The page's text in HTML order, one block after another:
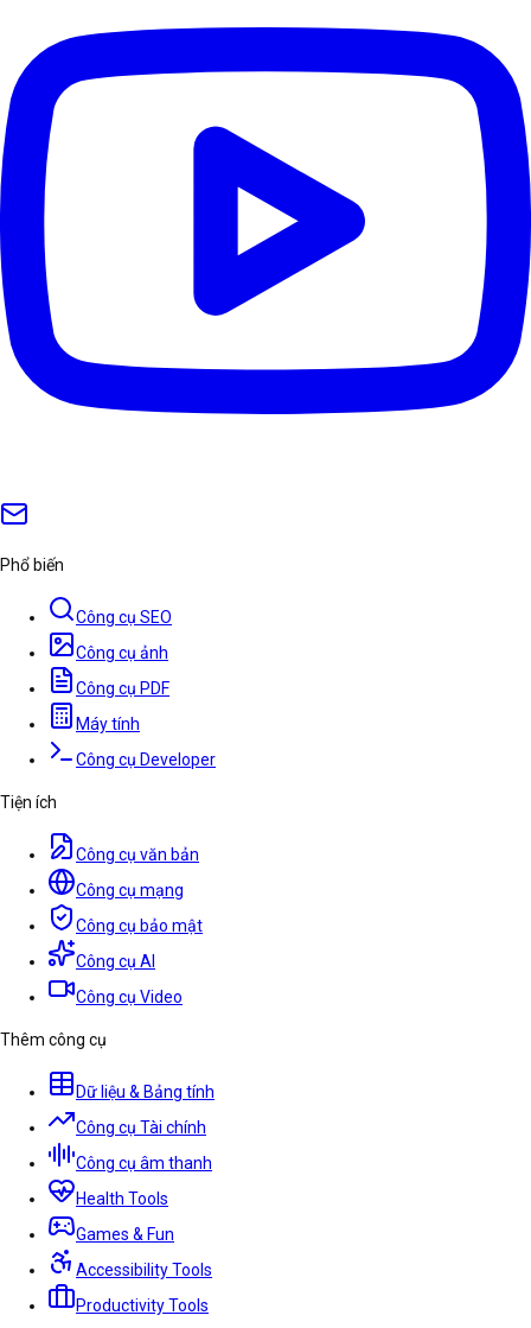
Phổ biến
Công cụ SEO
Công cụ ảnh
Công cụ PDF
Máy tính
Công cụ Developer
Tiện ích
Công cụ văn bản
Công cụ mạng
Công cụ bảo mật
Công cụ AI
Công cụ Video
Thêm công cụ
Dữ liệu & Bảng tính
Công cụ Tài chính
Công cụ âm thanh
Health Tools
Games & Fun
Accessibility Tools
Productivity Tools